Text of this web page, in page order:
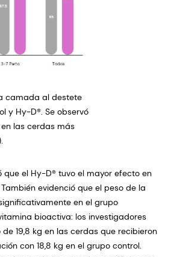
camada al destete
y Hy-D®. Se observó
las cerdas más
que el Hy-D® tuvo el mayor efecto en
evidenció que el peso de la
en el grupo
bioactiva: los investigadores
19,8 kg en las cerdas que recibieron
con 18,8 kg en el grupo control.